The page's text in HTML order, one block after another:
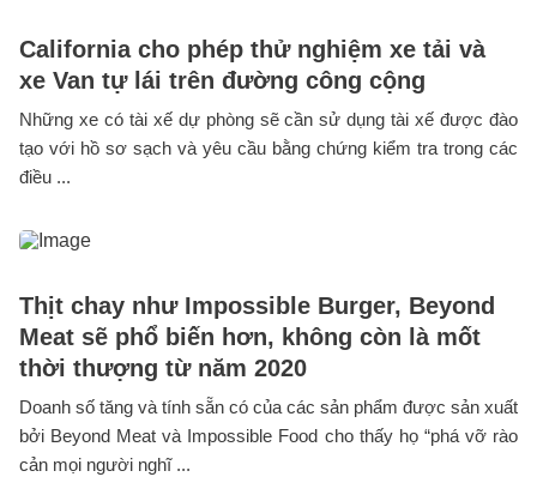
California cho phép thử nghiệm xe tải và
xe Van tự lái trên đường công cộng
Những xe có tài xế dự phòng sẽ cần sử dụng tài xế được đào
tạo với hồ sơ sạch và yêu cầu bằng chứng kiểm tra trong các
điều ...
Thịt chay như Impossible Burger, Beyond
Meat sẽ phổ biến hơn, không còn là mốt
thời thượng từ năm 2020
Doanh số tăng và tính sẵn có của các sản phẩm được sản xuất
bởi Beyond Meat và Impossible Food cho thấy họ “phá vỡ rào
cản mọi người nghĩ ...